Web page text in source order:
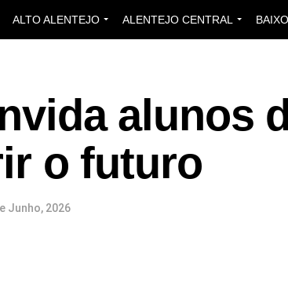
ALTO ALENTEJO ALENTEJO CENTRAL
alunos
o futuro
Junho, 2026